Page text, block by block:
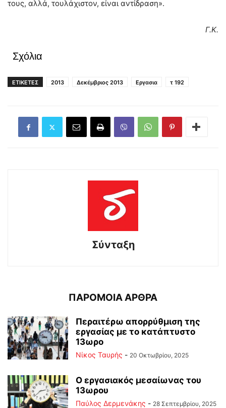
τους, αλλά, τουλάχιστον, είναι αντίδραση».
Γ.Κ.
Σχόλια
ΕΤΙΚΕΤΕΣ 2013 Δεκέμβριος 2013 Εργασια τ 192
Σύνταξη
ΠΑΡΟΜΟΙΑ ΑΡΘΡΑ
Περαιτέρω απορρύθμιση της
εργασίας με το κατάπτυστο
13ωρο
Νίκος Ταυρής - 20 Οκτωβρίου, 2025
Ο εργασιακός μεσαίωνας του
13ωρου
Παύλος Δερμενάκης - 28 Σεπτεμβρίου, 2025